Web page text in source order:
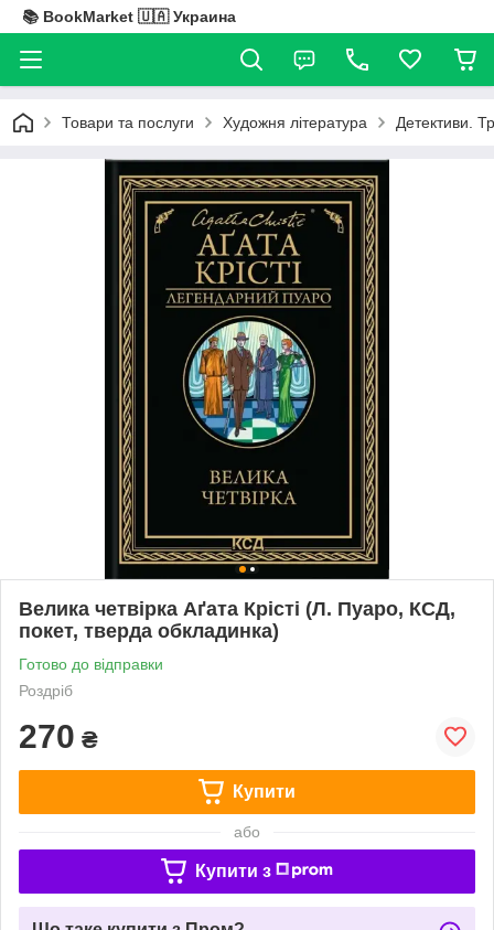
📚 BookMarket 🇺🇦 Украина
Товари та послуги Художня література Детективи.
Велика четвірка Аґата Крісті (Л. Пуаро, КСД,
покет, тверда обкладинка)
Готово до відправки
Роздріб
270 ₴
Купити
або
Купити з